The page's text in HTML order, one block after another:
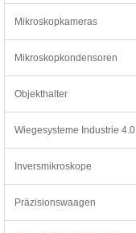
Mikroskopkameras
Mikroskopkondensoren
Objekthalter
Wiegesysteme Industrie 4.0
Inversmikroskope
Präzisionswaagen